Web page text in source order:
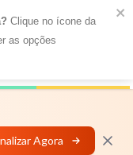
MENU
Agora
Clique no ícone da
as opções